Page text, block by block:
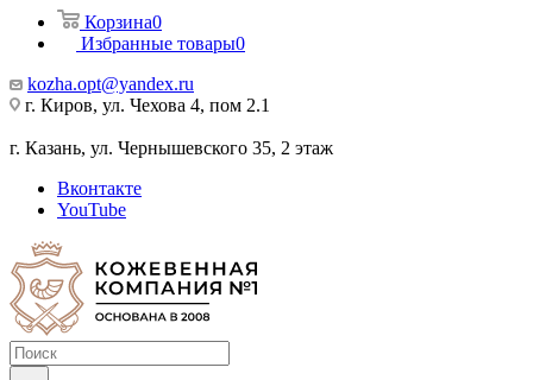
Корзина0
Избранные товары0
kozha.opt@yandex.ru
г. Киров, ул. Чехова 4, пом 2.1
г. Казань, ул. Чернышевского 35, 2 этаж
Вконтакте
YouTube